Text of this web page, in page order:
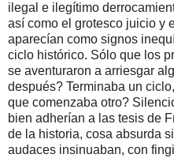
ilegal e ilegítimo
así como el grotesco juicio y
aparecían como signos
ciclo histórico. Sólo que los
se aventuraron a arriesgar
después? Terminaba un
que comenzaba otro?
bien adherían a las tesis de
de la historia, cosa absurda
audaces insinuaban, con